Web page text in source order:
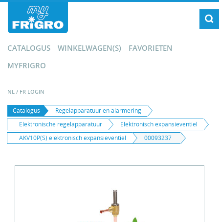
CATALOGUS WINKELWAGEN(S)
FAVORIETEN
MYFRIGRO
NL / FR LOGIN
Catalogus
Regelapparatuur en alarmering
Elektronische regelapparatuur
Elektronisch expansieventiel
AKV10P(S) elektronisch expansieventiel
00093237